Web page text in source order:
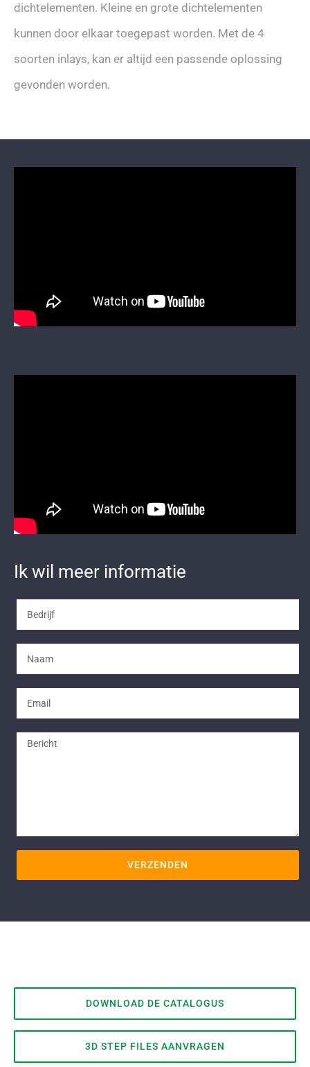
dichtelementen. Kleine en grote dichtelementen
kunnen door elkaar toegepast worden. Met de 4
soorten inlays, kan er altijd een passende oplossing
gevonden worden.
Ik wil meer informatie
DOWNLOAD DE CATALOGUS
3D STEP FILES AANVRAGEN